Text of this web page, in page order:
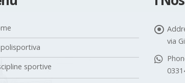
sportive
Nordic Walking
via